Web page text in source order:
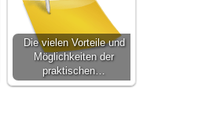
Die vielen Vorteile und
Möglichkeiten der
praktischen…